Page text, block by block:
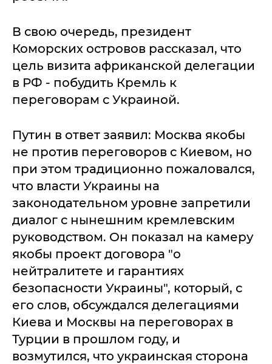
В свою очередь, президент
Коморских островов рассказал, что
цель визита африканской делегации
в РФ - побудить Кремль к
переговорам с Украиной.
Путин в ответ заявил: Москва якобы
не против переговоров с Киевом, но
при этом традиционно пожаловался,
что власти Украины на
законодательном уровне запретили
диалог с нынешним кремлевским
руководством. Он показал на камеру
якобы проект договора "о
нейтралитете и гарантиях
безопасности Украины", который, с
его слов, обсуждался делегациями
Киева и Москвы на переговорах в
Турции в прошлом году, и
возмутился, что украинская сторона